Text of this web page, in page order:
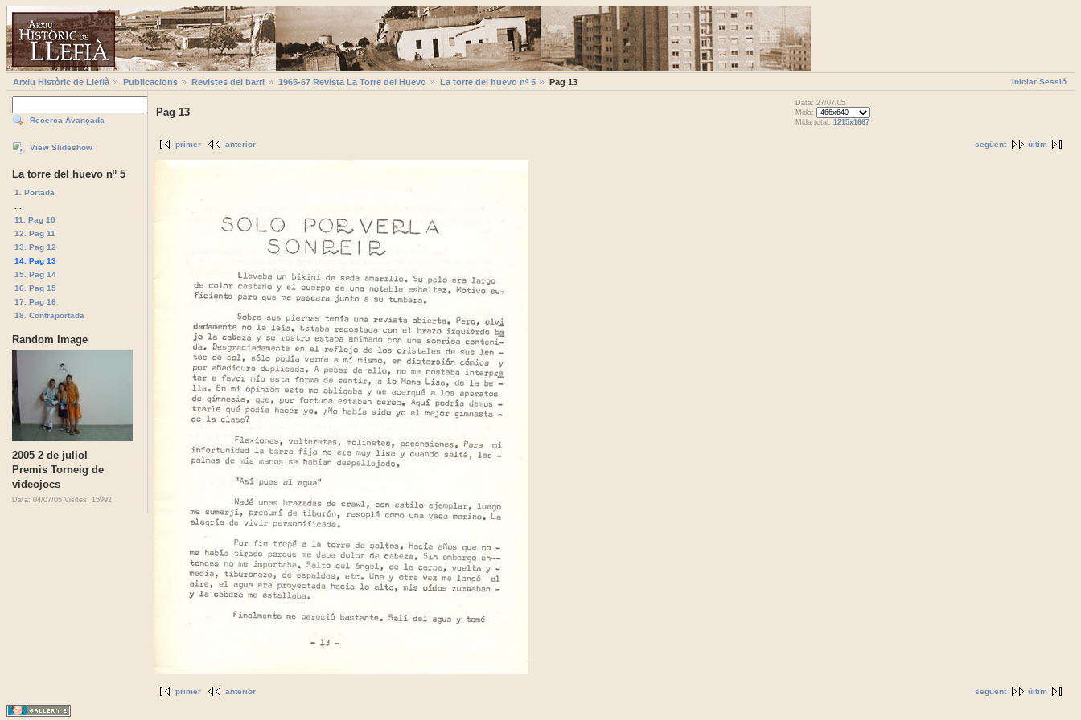
Iniciar Sessió
Arxiu Històric de Llefià Publicacions Revistes del barri 1965-67 Revista La Torre del Huevo La torre del huevo nº 5 Pag 13
Recerca Avançada
View Slideshow
La torre del huevo nº 5
1. Portada
11. Pag 10
12. Pag 11
13. Pag 12
14. Pag 13
15. Pag 14
16. Pag 15
17. Pag 16
18. Contraportada
Random Image
2005 2 de juliol
Premis Torneig de
videojocs
Data: 04/07/05 Visites: 15992
Pag 13
Data: 27/07/05
Mida:
Mida total: 1215x1667
següent últim
primer anterior
següent últim
primer anterior